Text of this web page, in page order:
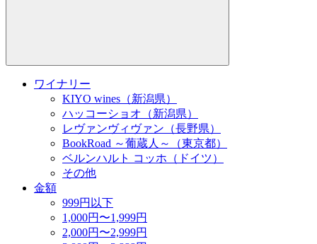
ワイナリー
KIYO wines（新潟県）
ハッコーショオ（新潟県）
レヴァンヴィヴァン（長野県）
BookRoad ～葡蔵人～（東京都）
ベルンハルト コッホ（ドイツ）
その他
金額
999円以下
1,000円〜1,999円
2,000円〜2,999円